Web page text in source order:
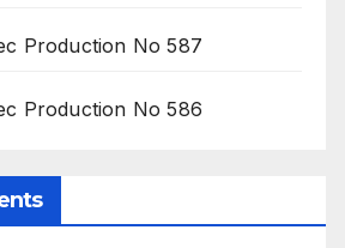
Production No 587
Production No 586